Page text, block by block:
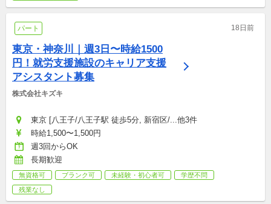
パート 18日前
東京・神奈川｜週3日〜時給1500
円！就労支援施設のキャリア支援
アシスタント募集
株式会社キズキ
東京 [八王子/八王子駅 徒歩5分, 新宿区/...他3件
時給1,500〜1,500円
週3回からOK
長期歓迎
無資格可 ブランク可 未経験・初心者可
学歴不問
残業なし